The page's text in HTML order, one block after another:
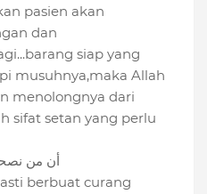
pasien akan
dan
siap yang
musuhnya,maka Allah
menolongnya dari
sifat setan yang perlu
أن من
berbuat curang